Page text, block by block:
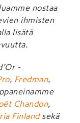
nostaa
ihmisten
lisätä
-
, Fredman,
Chandon,
Finlandsekä